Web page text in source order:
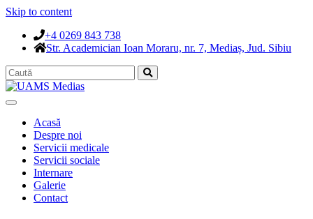
Skip to content
+4 0269 843 738
Str. Academician Ioan Moraru, nr. 7, Mediaș, Jud. Sibiu
Acasă
Despre noi
Servicii medicale
Servicii sociale
Internare
Galerie
Contact